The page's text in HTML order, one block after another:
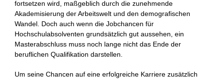
fortsetzen wird, maßgeblich durch die zunehmende
Akademisierung der Arbeitswelt und den demografischen
Wandel. Doch auch wenn die Jobchancen für
Hochschulabsolventen grundsätzlich gut aussehen, ein
Masterabschluss muss noch lange nicht das Ende der
beruflichen Qualifikation darstellen.
Um seine Chancen auf eine erfolgreiche Karriere zusätzlich